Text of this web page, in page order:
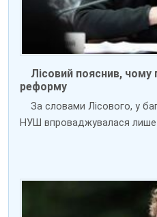
Лісовий пояснив, чому
реформу
За словами Лісового, у
НУШ впроваджувалася